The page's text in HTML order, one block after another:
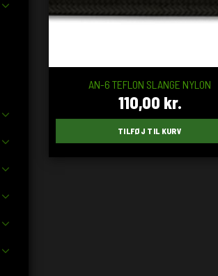
AN-6 TEFLON SLANGE NYLON
110,00 kr.
TILFØJ TIL KURV